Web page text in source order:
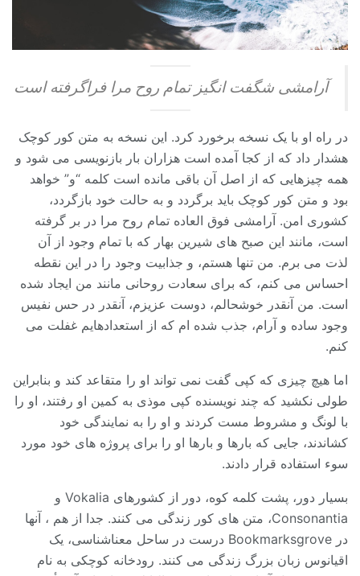
آرامشی شگفت انگیز تمام روح مرا فراگرفته است
در راه او با یک نسخه برخورد کرد. این نسخه به متن کور کوچک
هشدار داد که از کجا آمده است هزاران بار بازنویسی می شود و
همه چیزهایی که از اصل آن باقی مانده است کلمه “و” خواهد
بود و متن کور کوچک باید برگردد و به حالت خود بازگردد،
کشوری امن. آرامشی فوق العاده تمام روح مرا در بر گرفته
است، مانند این صبح های شیرین بهار که با تمام وجود از آن
لذت می برم. من تنها هستم، و جذابیت وجود را در این نقطه
احساس می کنم، که برای سعادت روحانی مانند من ایجاد شده
است. من آنقدر خوشحالم، دوست عزیزم، آنقدر در حس نفیس
وجود ساده و آرام، جذب شده ام که از استعدادهایم غفلت می
کنم.
اما هیچ چیزی که کپی گفت نمی تواند او را متقاعد کند و بنابراین
طولی نکشید که چند نویسنده کپی موذی به کمین او رفتند، او را
با لونگ و مشروط مست کردند و او را به نمایندگی خود
کشاندند، جایی که بارها و بارها او را برای پروژه های خود مورد
سوء استفاده قرار دادند.
بسیار دور، پشت کلمه کوه، دور از کشورهای Vokalia و
Consonantia، متن های کور زندگی می کنند. جدا از هم ، آنها
در Bookmarksgrove درست در ساحل معناشناسی، یک
اقیانوس زبان بزرگ زندگی می کنند. رودخانه کوچکی به نام